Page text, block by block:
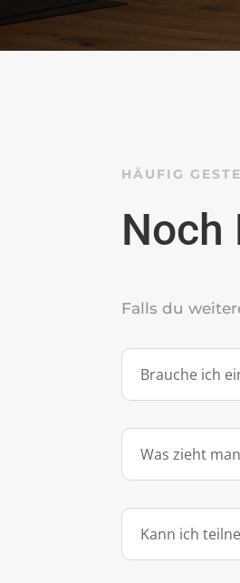
HÄUFIG
Noch
Falls du
Brauche ich
Was zieht
Kann ich